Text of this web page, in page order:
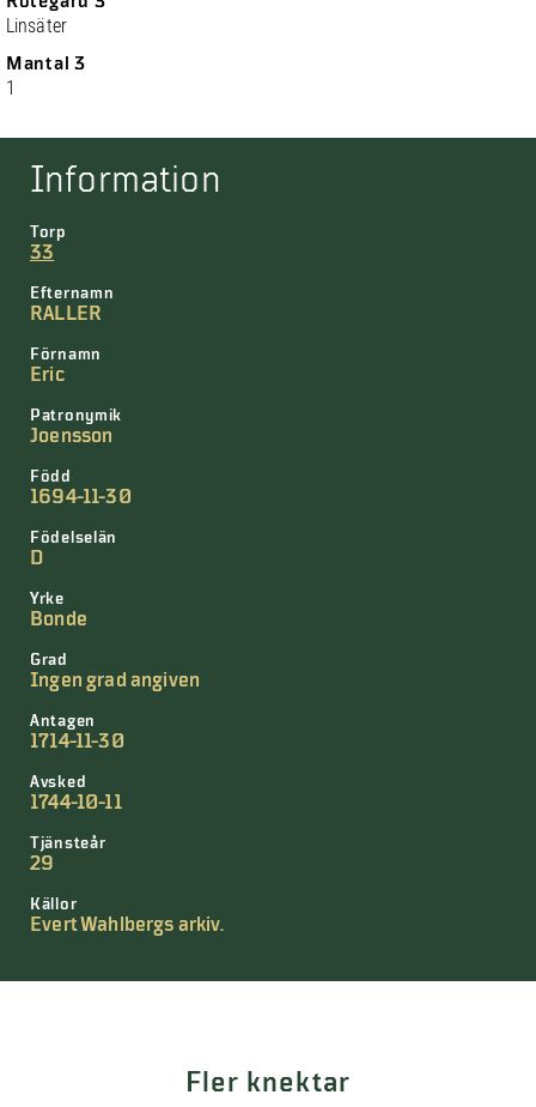
Linsäter
Mantal 3
1
Information
Torp
33
Efternamn
RALLER
Förnamn
Eric
Patronymik
Joensson
Född
1694-11-30
Födelselän
D
Yrke
Bonde
Grad
Ingen grad angiven
Antagen
1714-11-30
Avsked
1744-10-11
Tjänsteår
29
Källor
Evert Wahlbergs arkiv.
Fler knektar